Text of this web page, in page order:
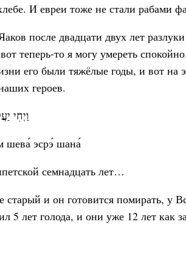
И евреи тоже не стали рабами
после двадцати двух лет
теперь-то я могу умереть
его были тяжёлые годы, и вот на
героев.
וַיְחִי
шева́ эсрэ́ шана́
семнадцать лет…
старый и он готовится помирать, у
5 лет голода, и они уже 12 лет как